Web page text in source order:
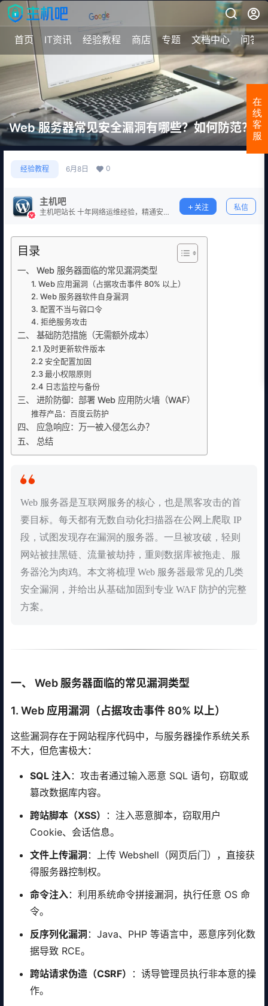
首页 IT资讯 经验教程 商店 专题 文档中心 问答
Web 服务器常见安全漏洞有哪些？如何防范？
经验教程 6月8日 0
主机吧
主机吧站长 十年网络运维经验，精通安
关注 私信
目录
一、 Web 服务器面临的常见漏洞类型
1. Web 应用漏洞（占据攻击事件 80% 以上）
2. Web 服务器软件自身漏洞
3. 配置不当与弱口令
4. 拒绝服务攻击
二、 基础防范措施（无需额外成本）
2.1 及时更新软件版本
2.2 安全配置加固
2.3 最小权限原则
2.4 日志监控与备份
三、 进阶防御：部署 Web 应用防火墙（WAF）
推荐产品：百度云防护
四、 应急响应：万一被入侵怎么办？
五、 总结
Web 服务器是互联网服务的核心，也是黑客攻击的首
要目标。每天都有无数自动化扫描器在公网上爬取 IP
段，试图发现存在漏洞的服务器。一旦被攻破，轻则
网站被挂黑链、流量被劫持，重则数据库被拖走、服
务器沦为肉鸡。本文将梳理 Web 服务器最常见的几类
安全漏洞，并给出从基础加固到专业 WAF 防护的完整
方案。
一、 Web 服务器面临的常见漏洞类型
1. Web 应用漏洞（占据攻击事件 80% 以上）
这些漏洞存在于网站程序代码中，与服务器操作系统关系
不大，但危害极大：
SQL 注入：攻击者通过输入恶意 SQL 语句，窃取或
篡改数据库内容。
跨站脚本（XSS）
：注入恶意脚本，窃取用户
Cookie、会话信息。
文件上传漏洞 ：上传 Webshell（网页后门），直接获
得服务器控制权。
命令注入：利用系统命令拼接漏洞，执行任意 OS 命
令。
反序列化漏洞 ：Java、PHP 等语言中，恶意序列化数
据导致 RCE。
跨站请求伪造（CSRF）
：诱导管理员执行非本意的操
作。
在
线
客
服